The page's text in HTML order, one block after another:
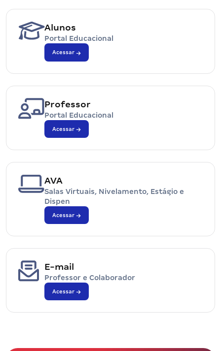
Alunos
Portal Educacional
Acessar
Professor
Portal Educacional
Acessar
AVA
Salas Virtuais, Nivelamento, Estágio e
Dispen
Acessar
E-mail
Professor e Colaborador
Acessar